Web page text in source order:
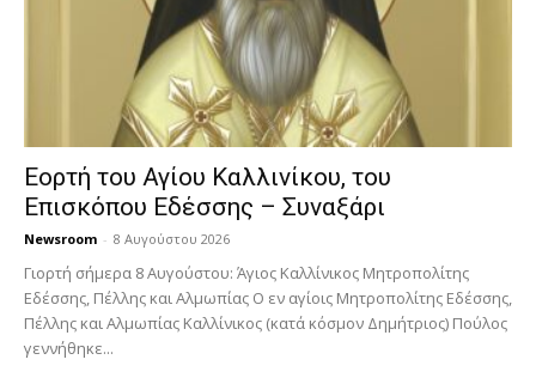
Εορτή του Αγίου Καλλινίκου, του
Επισκόπου Εδέσσης – Συναξάρι
Newsroom - 8 Αυγούστου 2026
Γιορτή σήμερα 8 Αυγούστου: Άγιος Καλλίνικος Μητροπολίτης
Εδέσσης, Πέλλης και Αλμωπίας Ο εν αγίοις Μητροπολίτης Εδέσσης,
Πέλλης και Αλμωπίας Καλλίνικος (κατά κόσμον Δημήτριος) Πούλος
γεννήθηκε...